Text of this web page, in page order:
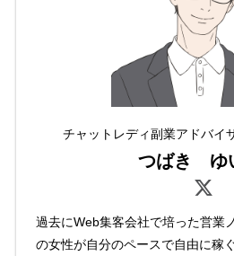
チャットレディ副業アドバイ
つばき ゆ
過去にWeb集客会社で培った営業
の女性が自分のペースで自由に稼